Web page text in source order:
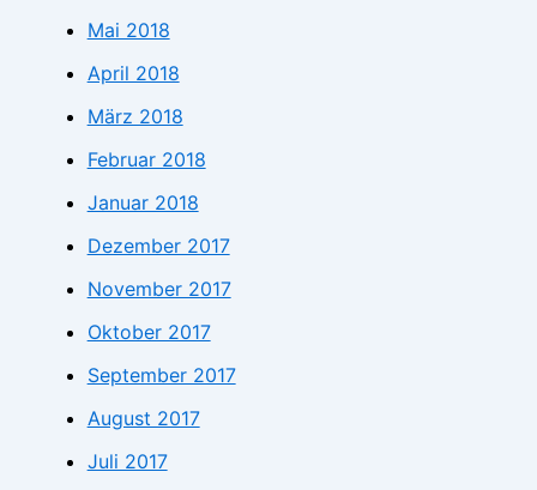
Mai 2018
April 2018
März 2018
Februar 2018
Januar 2018
Dezember 2017
November 2017
Oktober 2017
September 2017
August 2017
Juli 2017